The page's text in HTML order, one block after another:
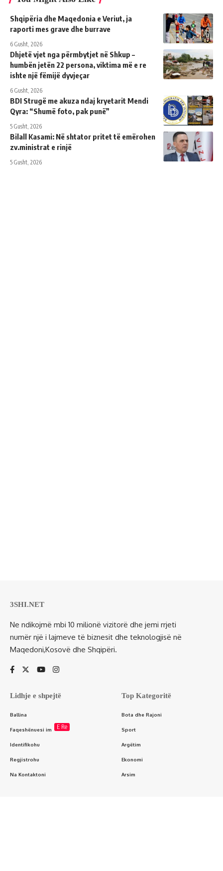
Shqipëria dhe Maqedonia e Veriut, ja
raporti mes grave dhe burrave
6 Gusht, 2026
Dhjetë vjet nga përmbytjet në Shkup –
humbën jetën 22 persona, viktima më e re
ishte një fëmijë dyvjeçar
6 Gusht, 2026
BDI Strugë me akuza ndaj kryetarit Mendi
Qyra: “Shumë foto, pak punë”
5 Gusht, 2026
Bilall Kasami: Në shtator pritet të emërohen
zv.ministrat e rinjë
5 Gusht, 2026
3SHI.NET
Ne ndikojmë mbi 10 milionë vizitorë dhe jemi rrjeti
numër një i lajmeve të biznesit dhe teknologjisë në
Maqedoni,Kosovë dhe Shqipëri.
Lidhje e shpejtë
Ballina
Faqeshënuesi im E Re
Identifikohu
Regjistrohu
Na Kontaktoni
Top Kategoritë
Bota dhe Rajoni
Sport
Argëtim
Ekonomi
Arsim